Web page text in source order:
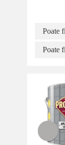
Poate
Poate